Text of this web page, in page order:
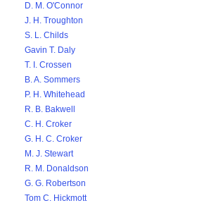
D. M. O'Connor
J. H. Troughton
S. L. Childs
Gavin T. Daly
T. I. Crossen
B. A. Sommers
P. H. Whitehead
R. B. Bakwell
C. H. Croker
G. H. C. Croker
M. J. Stewart
R. M. Donaldson
G. G. Robertson
Tom C. Hickmott